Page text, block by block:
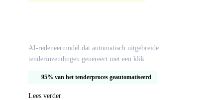
AI-redeneermodel dat automatisch uitgebreide
tenderinzendingen genereert met een klik.
95% van het tenderproces geautomatiseerd
Lees verder